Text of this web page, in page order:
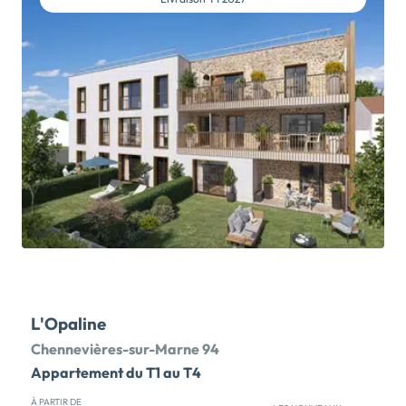
ou jardin privatif jusqu'à 51 m2. N'attendez plus pour
devenir propriétaire. À proximité du centre-ville de
Noiseau, Le Domaine des Marmousets est mis en
valeur par une architecture néoclassique très
qualitative. Ce programme immobilier propose des
appartements neufs du studio au 4 pièces, avec
balcon, terrasse ou jardin privatif. Vous trouverez
autour de la réalisation, toutes les commodités du
quotidien : écoles, commerces, services,
supermarché, marché, square, équipements culturels
et sportifs. Forêt domaniale Notre-Dame à 1 km. 2
arrêts de bus […] Voir le programme immobilier neuf
>>
L'Opaline
Chennevières-sur-Marne 94
Appartement du T1 au T4
À PARTIR DE